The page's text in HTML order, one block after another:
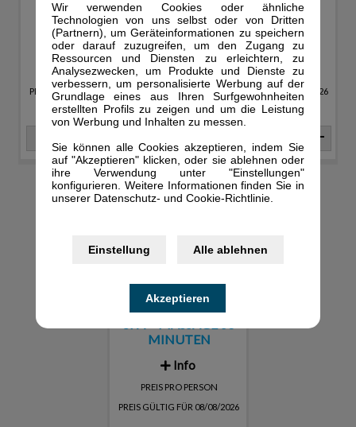
Wir verwenden Cookies oder ähnliche
Technologien von uns selbst oder von Dritten
(Partnern), um Geräteinformationen zu speichern
oder darauf zuzugreifen, um den Zugang zu
Ressourcen und Diensten zu erleichtern, zu
Analysezwecken, um Produkte und Dienste zu
verbessern, um personalisierte Werbung auf der
Grundlage eines aus Ihren Surfgewohnheiten
erstellten Profils zu zeigen und um die Leistung
von Werbung und Inhalten zu messen.
Sie können alle Cookies akzeptieren, indem Sie
auf "Akzeptieren" klicken, oder sie ablehnen oder
ihre Verwendung unter "Einstellungen"
konfigurieren. Weitere Informationen finden Sie in
unserer Datenschutz- und Cookie-Richtlinie.
Einstellung Alle ablehnen
Akzeptieren
WILLKOMMENS-
COCKTAIL
Info
PREIS PRO PERSON
PREIS GÜLTIG FÜR 08/08/2026
PERSONEN
+
COCKTAIL +
MITTAGESSEN
Info
PREIS PRO PERSON
PREIS GÜLTIG FÜR 08/08/2026
PERSONEN
- +
MINUTEN
Info
PREIS PRO PERSON
PREIS GÜLTIG FÜR 08/08/2026